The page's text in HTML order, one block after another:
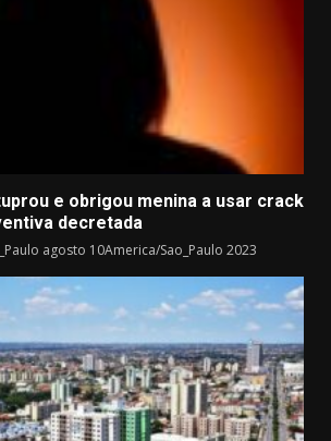
e obrigou menina a usar crack
decretada
agosto 10America/Sao_Paulo 2023